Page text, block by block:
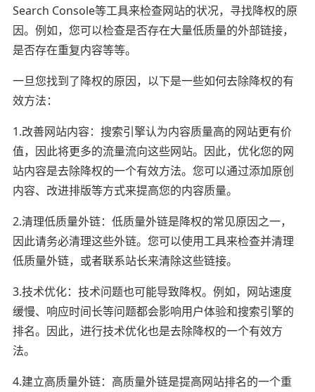
Search Console等工具来检查网站的状况，寻找降权的原
因。例如，您可以检查是否存在大量低质量的外部链接，
是否存在重复内容等等。
一旦您找到了降权的原因，以下是一些如何去除降权的有
效方法：
1.改善网站内容：搜索引擎认为内容质量高的网站更有价
值，因此将更多的流量流向这些网站。因此，优化您的网
站内容是去除降权的一个有效方法。您可以通过添加原创
内容、改进排版等方式来提高您的内容质量。
2.清理低质量外链：低质量外链是降权的常见原因之一，
因此请务必清理这些外链。您可以使用工具来检查并清理
低质量外链，或者联系站长来清除这些链接。
3.技术优化：技术问题也可能导致降权。例如，网站速度
缓慢、响应时间长等问题都会影响用户体验和搜索引擎的
排名。因此，进行技术优化也是去除降权的一个有效方
法。
4.建立高质量外链：高质量外链是提高网站排名的一个重